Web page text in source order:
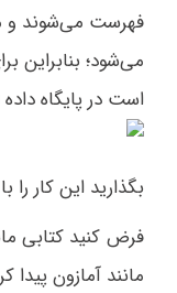
فهرست می‌شوند و
می‌شود؛ بنابراین
است در پایگاه
بگذارید این کار
فرض کنید کتابی
مانند آمازون پیدا